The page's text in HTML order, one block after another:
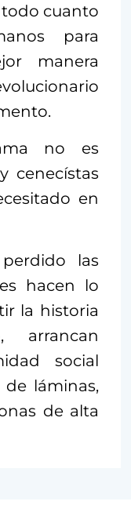
todo cuanto
para
manera
no es
cenecístas
en
las
hacen lo
la historia
social
láminas,
de alta